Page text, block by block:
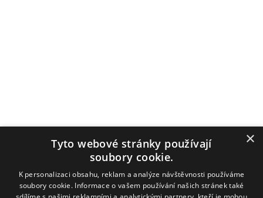
+420 603 582 078
sportovni-pohary@seznam.cz
×
Tyto webové stránky používají
soubory cookie.
K personalizaci obsahu, reklam a analýze návštěvnosti používáme
soubory cookie. Informace o vašem používání našich stránek také